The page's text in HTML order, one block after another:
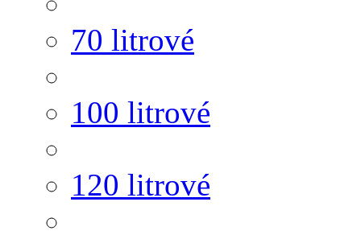
70 litrové
100 litrové
120 litrové